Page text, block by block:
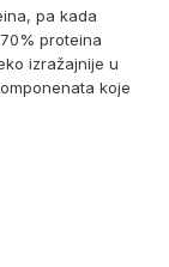
pa kada
proteina
izražajnije u
koje